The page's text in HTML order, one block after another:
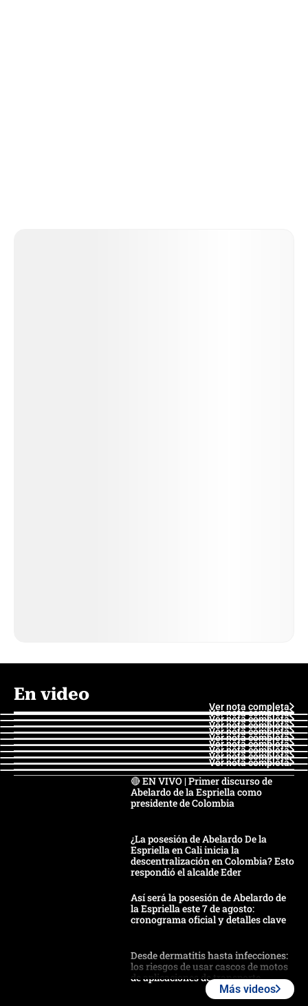
En video
Ver nota completa
Ver nota completa
Ver nota completa
Ver nota completa
Ver nota completa
Ver nota completa
Ver nota completa
Ver nota completa
Ver nota completa
Ver nota completa
🔴 EN VIVO | Primer discurso de
Abelardo de la Espriella como
presidente de Colombia
¿La posesión de Abelardo De la
Espriella en Cali inicia la
descentralización en Colombia? Esto
respondió el alcalde Eder
Así será la posesión de Abelardo de
la Espriella este 7 de agosto:
cronograma oficial y detalles clave
Desde dermatitis hasta infecciones:
los riesgos de usar cascos de motos
de aplicaciones de transporte
Más videos